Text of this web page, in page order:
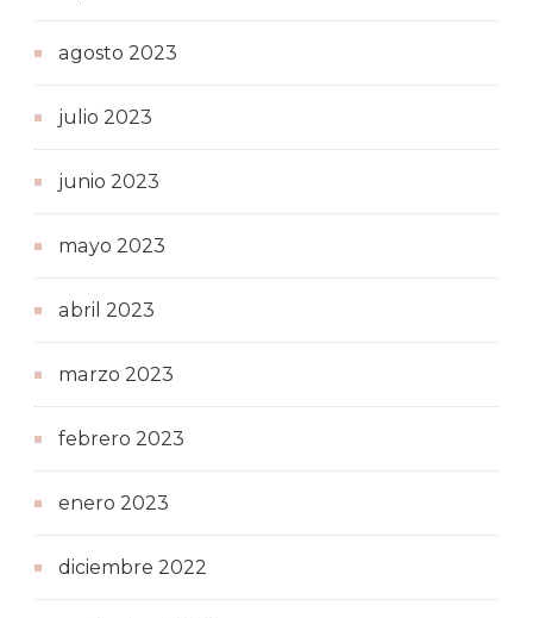
agosto 2023
julio 2023
junio 2023
mayo 2023
abril 2023
marzo 2023
febrero 2023
enero 2023
diciembre 2022